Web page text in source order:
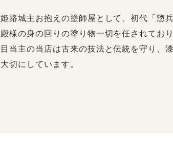
姫路城主お抱えの塗師屋として、初代「惣
殿様の身の回りの塗り物一切を任されてお
目当主の当店は古来の技法と伝統を守り、
大切にしています。